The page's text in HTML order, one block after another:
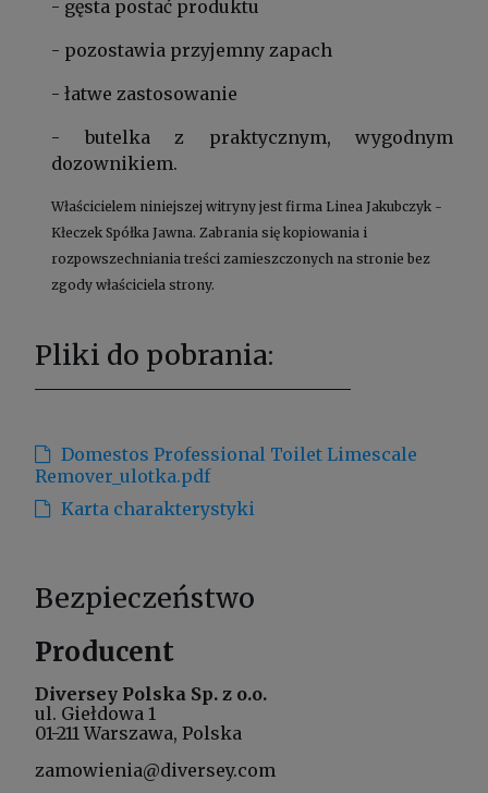
- gęsta postać produktu
- pozostawia przyjemny zapach
- łatwe zastosowanie
- butelka z praktycznym, wygodnym
dozownikiem.
Właścicielem niniejszej witryny jest firma Linea Jakubczyk -
Kłeczek Spółka Jawna. Zabrania się kopiowania i
rozpowszechniania treści zamieszczonych na stronie bez
zgody właściciela strony.
Pliki do pobrania:
Domestos Professional Toilet Limescale
Remover_ulotka.pdf
Karta charakterystyki
Bezpieczeństwo
Producent
Diversey Polska Sp. z o.o.
ul. Giełdowa 1
01-211 Warszawa, Polska
zamowienia@diversey.com